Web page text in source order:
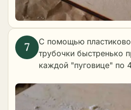
С помощью
трубочки быстренько
каждой "пуговице" по